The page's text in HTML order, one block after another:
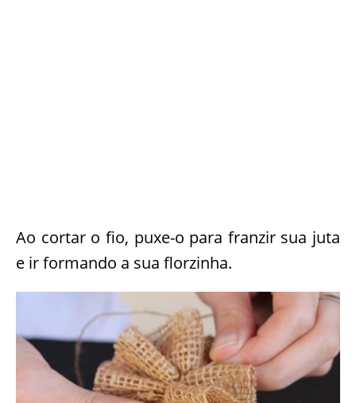
Ao cortar o fio, puxe-o para franzir sua juta
e ir formando a sua florzinha.